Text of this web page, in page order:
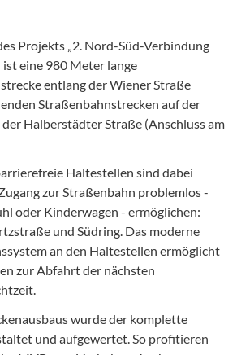
Projekts „2. Nord-Süd-Verbindung
eine 980 Meter lange
entlang der Wiener Straße
Straßenbahnstrecken auf der
Halberstädter Straße (Anschluss am
Haltestellen sind dabei
zur Straßenbahn problemlos -
oder Kinderwagen - ermöglichen:
und Südring. Das moderne
an den Haltestellen ermöglicht
zur Abfahrt der nächsten
wurde der komplette
und aufgewertet. So profitieren